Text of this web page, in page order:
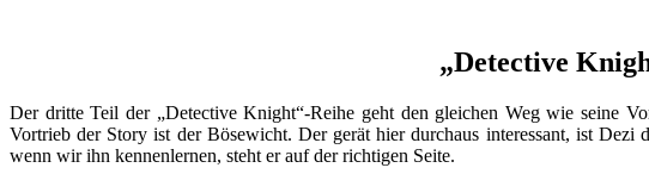
„Detective
Der dritte Teil der „Detective Knight“-Reihe geht den gleichen Weg wie seine
Vortrieb der Story ist der Bösewicht. Der gerät hier durchaus interessant, ist
wenn wir ihn kennenlernen, steht er auf der richtigen Seite.